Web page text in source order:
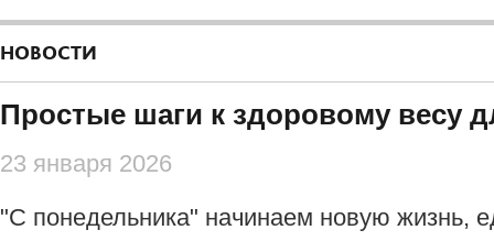
НОВОСТИ
Простые шаги к здоровому весу
23 января 2026
"С понедельника" начинаем новую жизнь,